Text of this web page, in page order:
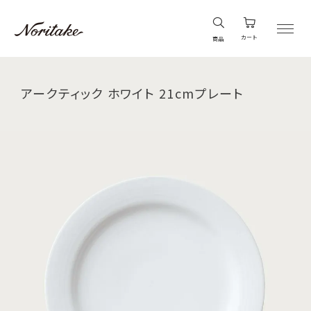
商品 カート
アークティック ホワイト 21cmプレート